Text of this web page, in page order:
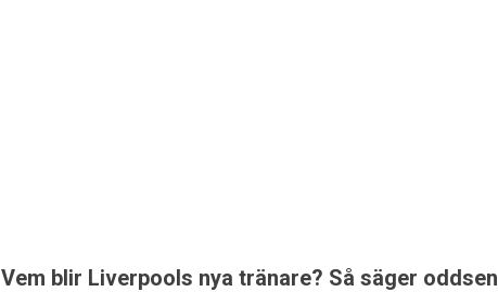
Vem blir Liverpools nya tränare? Så säger oddsen